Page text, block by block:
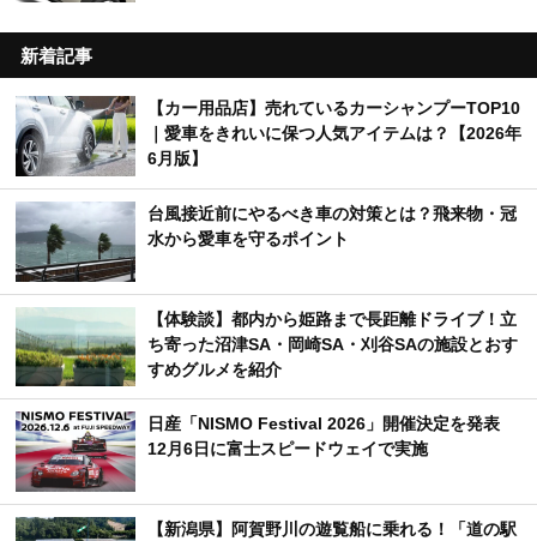
新着記事
【カー用品店】売れているカーシャンプーTOP10
｜愛車をきれいに保つ人気アイテムは？【2026年
6月版】
台風接近前にやるべき車の対策とは？飛来物・冠
水から愛車を守るポイント
【体験談】都内から姫路まで長距離ドライブ！立
ち寄った沼津SA・岡崎SA・刈谷SAの施設とおす
すめグルメを紹介
日産「NISMO Festival 2026」開催決定を発表
12月6日に富士スピードウェイで実施
【新潟県】阿賀野川の遊覧船に乗れる！「道の駅